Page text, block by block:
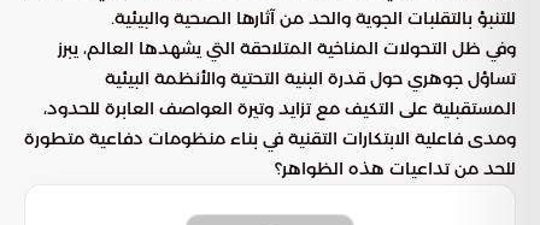
للتنبؤ بالتقلبات الجوية والحد من آثارها الصحية والبيئية.
وفي ظل التحولات المناخية المتلاحقة التي يشهدها العالم، يبرز
تساؤل جوهري حول قدرة البنية التحتية والأنظمة البيئية
المستقبلية على التكيف مع تزايد وتيرة العواصف العابرة للحدود،
ومدى فاعلية الابتكارات التقنية في بناء منظومات دفاعية متطورة
للحد من تداعيات هذه الظواهر؟